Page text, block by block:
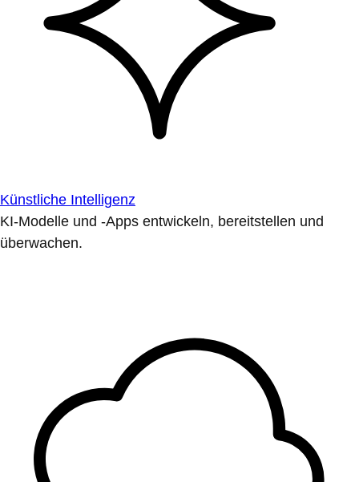
Künstliche Intelligenz
KI-Modelle und -Apps entwickeln, bereitstellen und
überwachen.